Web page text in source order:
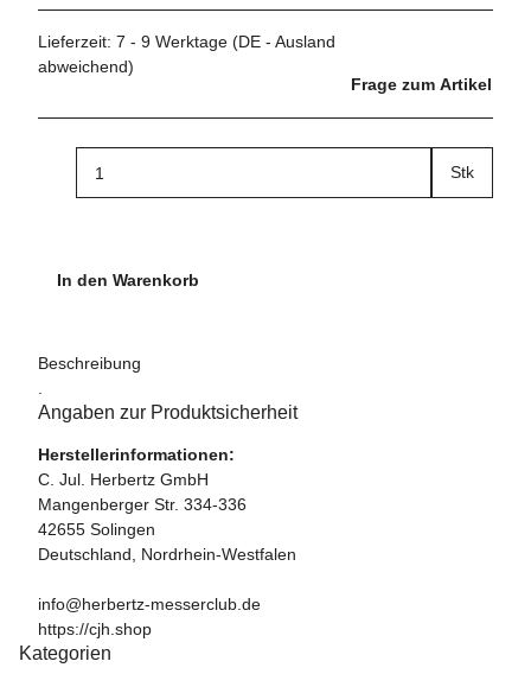
Lieferzeit: 7 - 9 Werktage (DE - Ausland
abweichend)
Frage zum Artikel
Stk
In den Warenkorb
Beschreibung
Angaben zur Produktsicherheit
Herstellerinformationen:
C. Jul. Herbertz GmbH
Mangenberger Str. 334-336
42655 Solingen
Deutschland, Nordrhein-Westfalen
info@herbertz-messerclub.de
https://cjh.shop
Kategorien